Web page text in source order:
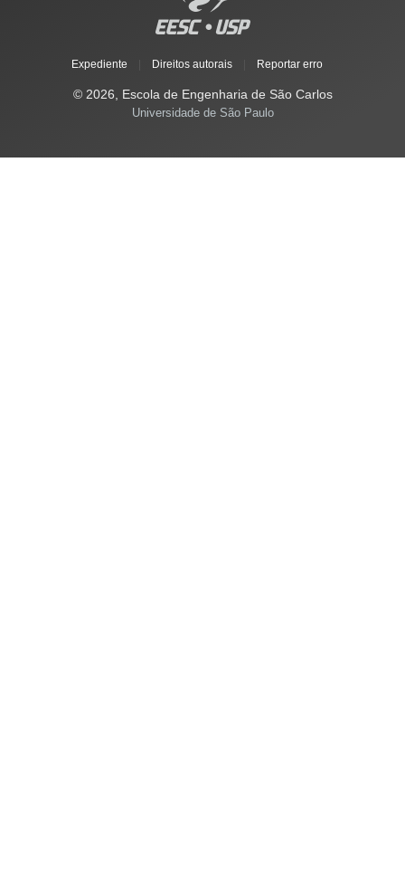
Expediente Direitos autorais Reportar erro
© 2026, Escola de Engenharia de São Carlos
Universidade de São Paulo